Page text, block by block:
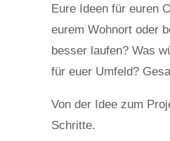
Eure Ideen für euren
eurem Wohnort oder
besser laufen? Was
für euer Umfeld?
Von der Idee zum
Schritte.